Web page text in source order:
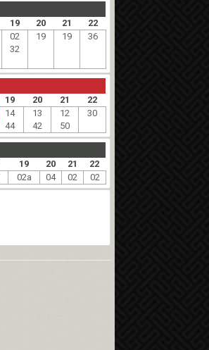
19 20 21 22
02
32
19 19 36
19 20 21 22
14
44
13
42
12
50
30
19 20 21 22
02a 04 02 02